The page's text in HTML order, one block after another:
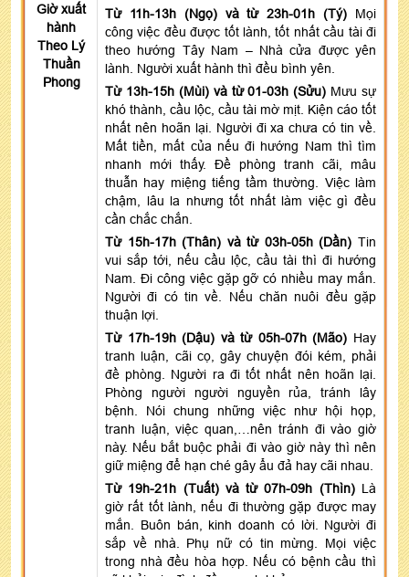
Giờ xuất
hành
Theo Lý
Thuần
Phong
Từ 11h-13h (Ngọ) và từ 23h-01h (Tý)
Mọi
công việc đều được tốt lành, tốt nhất cầu tài đi
theo hướng Tây Nam – Nhà cửa được yên
lành. Người xuất hành thì đều bình yên.
Từ 13h-15h (Mùi) và từ 01-03h (Sửu) Mưu sự
khó thành, cầu lộc, cầu tài mờ mịt. Kiện cáo tốt
nhất nên hoãn lại. Người đi xa chưa có tin về.
Mất tiền, mất của nếu đi hướng Nam thì tìm
nhanh mới thấy. Đề phòng tranh cãi, mâu
thuẫn hay miệng tiếng tầm thường. Việc làm
chậm, lâu la nhưng tốt nhất làm việc gì đều
cần chắc chắn.
Từ 15h-17h (Thân) và từ 03h-05h (Dần) Tin
vui sắp tới, nếu cầu lộc, cầu tài thì đi hướng
Nam. Đi công việc gặp gỡ có nhiều may mắn.
Người đi có tin về. Nếu chăn nuôi đều gặp
thuận lợi.
Từ 17h-19h (Dậu) và từ 05h-07h (Mão) Hay
tranh luận, cãi cọ, gây chuyện đói kém, phải
đề phòng. Người ra đi tốt nhất nên hoãn lại.
Phòng người người nguyền rủa, tránh lây
bệnh. Nói chung những việc như hội họp,
tranh luận, việc quan,…nên tránh đi vào giờ
này. Nếu bắt buộc phải đi vào giờ này thì nên
giữ miệng để hạn ché gây ẩu đả hay cãi nhau.
Từ 19h-21h (Tuất) và từ 07h-09h (Thìn) Là
giờ rất tốt lành, nếu đi thường gặp được may
mắn. Buôn bán, kinh doanh có lời. Người đi
sắp về nhà. Phụ nữ có tin mừng. Mọi việc
trong nhà đều hòa hợp. Nếu có bệnh cầu thì